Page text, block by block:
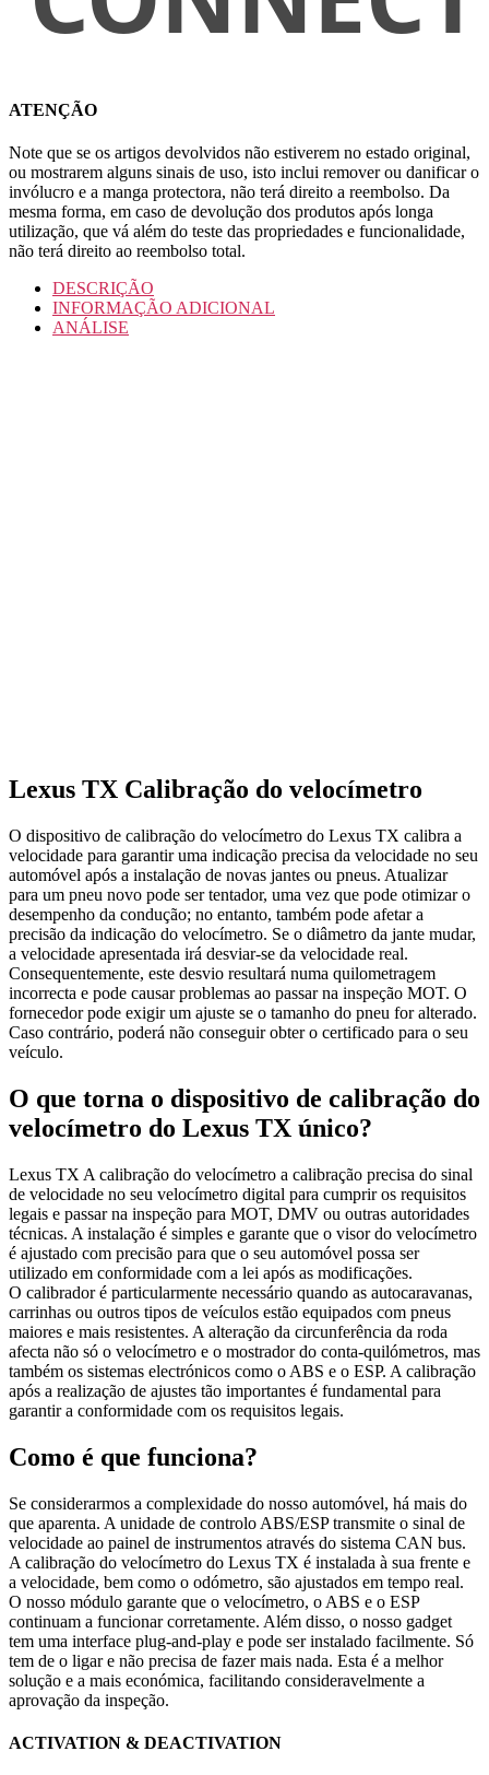
ATENÇÃO
Note que se os artigos devolvidos não estiverem no estado original,
ou mostrarem alguns sinais de uso, isto inclui remover ou danificar o
invólucro e a manga protectora, não terá direito a reembolso. Da
mesma forma, em caso de devolução dos produtos após longa
utilização, que vá além do teste das propriedades e funcionalidade,
não terá direito ao reembolso total.
DESCRIÇÃO
INFORMAÇÃO ADICIONAL
ANÁLISE
Lexus TX Calibração do velocímetro
O dispositivo de calibração do velocímetro do Lexus TX calibra a
velocidade para garantir uma indicação precisa da velocidade no seu
automóvel após a instalação de novas jantes ou pneus. Atualizar
para um pneu novo pode ser tentador, uma vez que pode otimizar o
desempenho da condução; no entanto, também pode afetar a
precisão da indicação do velocímetro. Se o diâmetro da jante mudar,
a velocidade apresentada irá desviar-se da velocidade real.
Consequentemente, este desvio resultará numa quilometragem
incorrecta e pode causar problemas ao passar na inspeção MOT. O
fornecedor pode exigir um ajuste se o tamanho do pneu for alterado.
Caso contrário, poderá não conseguir obter o certificado para o seu
veículo.
O que torna o dispositivo de calibração do
velocímetro do Lexus TX único?
Lexus TX A calibração do velocímetro a calibração precisa do sinal
de velocidade no seu velocímetro digital para cumprir os requisitos
legais e passar na inspeção para MOT, DMV ou outras autoridades
técnicas. A instalação é simples e garante que o visor do velocímetro
é ajustado com precisão para que o seu automóvel possa ser
utilizado em conformidade com a lei após as modificações.
O calibrador é particularmente necessário quando as autocaravanas,
carrinhas ou outros tipos de veículos estão equipados com pneus
maiores e mais resistentes. A alteração da circunferência da roda
afecta não só o velocímetro e o mostrador do conta-quilómetros, mas
também os sistemas electrónicos como o ABS e o ESP. A calibração
após a realização de ajustes tão importantes é fundamental para
garantir a conformidade com os requisitos legais.
Como é que funciona?
Se considerarmos a complexidade do nosso automóvel, há mais do
que aparenta. A unidade de controlo ABS/ESP transmite o sinal de
velocidade ao painel de instrumentos através do sistema CAN bus.
A calibração do velocímetro do Lexus TX é instalada à sua frente e
a velocidade, bem como o odómetro, são ajustados em tempo real.
O nosso módulo garante que o velocímetro, o ABS e o ESP
continuam a funcionar corretamente. Além disso, o nosso gadget
tem uma interface plug-and-play e pode ser instalado facilmente. Só
tem de o ligar e não precisa de fazer mais nada. Esta é a melhor
solução e a mais económica, facilitando consideravelmente a
aprovação da inspeção.
ACTIVATION & DEACTIVATION